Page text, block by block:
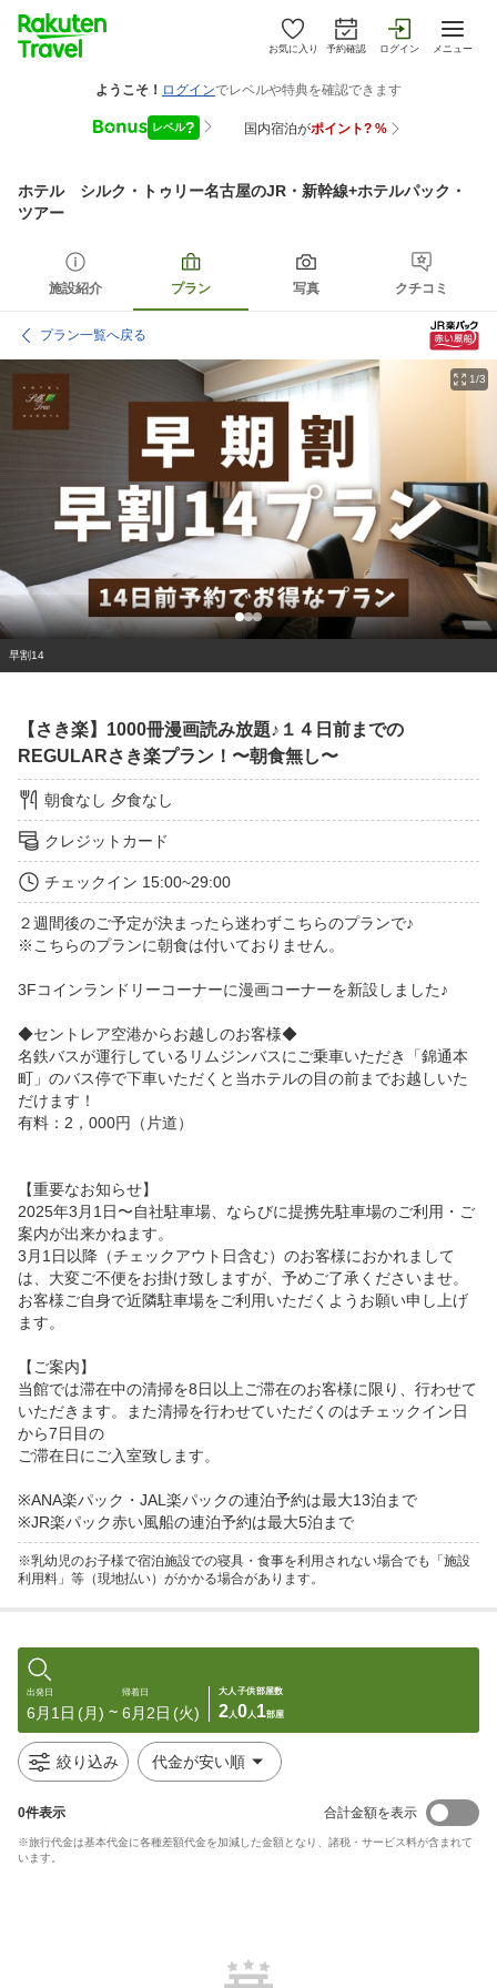
お気に入り 予約確認 ログイン メニュー
ホテル シルク・トゥリー名古屋のJR・新幹線+ホテルパック・
ツアー
施設紹介 プラン 写真 クチコミ
プラン一覧へ戻る
1/3
早割14
【さき楽】1000冊漫画読み放題♪１４日前までの
REGULARさき楽プラン！〜朝食無し〜
朝食なし 夕食なし
クレジットカード
チェックイン 15:00~29:00
２週間後のご予定が決まったら迷わずこちらのプランで♪
※こちらのプランに朝食は付いておりません。
3Fコインランドリーコーナーに漫画コーナーを新設しました♪
◆セントレア空港からお越しのお客様◆
名鉄バスが運行しているリムジンバスにご乗車いただき「錦通本
町」のバス停で下車いただくと当ホテルの目の前までお越しいた
だけます！
有料：2，000円（片道）
【重要なお知らせ】
2025年3月1日〜自社駐車場、ならびに提携先駐車場のご利用・ご
案内が出来かねます。
3月1日以降（チェックアウト日含む）のお客様におかれまして
は、大変ご不便をお掛け致しますが、予めご了承くださいませ。
お客様ご自身で近隣駐車場をご利用いただくようお願い申し上げ
ます。
【ご案内】
当館では滞在中の清掃を8日以上ご滞在のお客様に限り、行わせて
いただきます。また清掃を行わせていただくのはチェックイン日
から7日目の
ご滞在日にご入室致します。
※ANA楽パック・JAL楽パックの連泊予約は最大13泊まで
※JR楽パック赤い風船の連泊予約は最大5泊まで
※乳幼児のお子様で宿泊施設での寝具・食事を利用されない場合でも「施設
利用料」等（現地払い）がかかる場合があります。
出発日
6月1日 (月) 〜
帰着日
6月2日 (火)
大人
2人
子供
0人
部屋数
1部屋
絞り込み 代金が安い順
0件表示 合計金額を表示
※旅行代金は基本代金に各種差額代金を加減した金額となり、諸税・サービス料が含まれて
います。